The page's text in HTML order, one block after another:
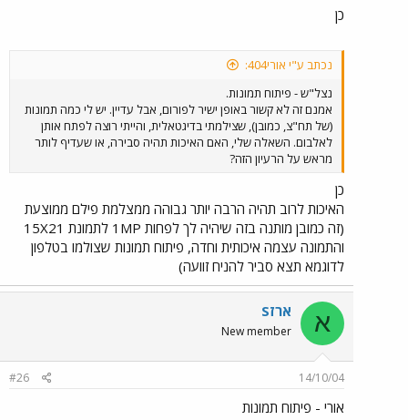
כן
נכתב ע"י אורי404:
נצל"ש - פיתוח תמונות.
אמנם זה לא קשור באופן ישיר לפורום, אבל עדיין. יש לי כמה תמונות
(של תח"צ, כמובן), שצילמתי בדיגטאלית, והייתי רוצה לפתח אותן
לאלבום. השאלה שלי, האם האיכות תהיה סבירה, או שעדיף לותר
מראש על הרעיון הזה?
כן
האיכות לרוב תהיה הרבה יותר גבוהה ממצלמת פילם ממוצעת
(זה כמובן מותנה בזה שיהיה לך לפחות 1MP לתמונת 15X21
והתמונה עצמה איכותית וחדה, פיתוח תמונות שצולמו בטלפון
לדוגמא תצא סביר להניח זוועה)
א ארזS
New member
14/10/04
#26
אורי - פיתוח תמונות